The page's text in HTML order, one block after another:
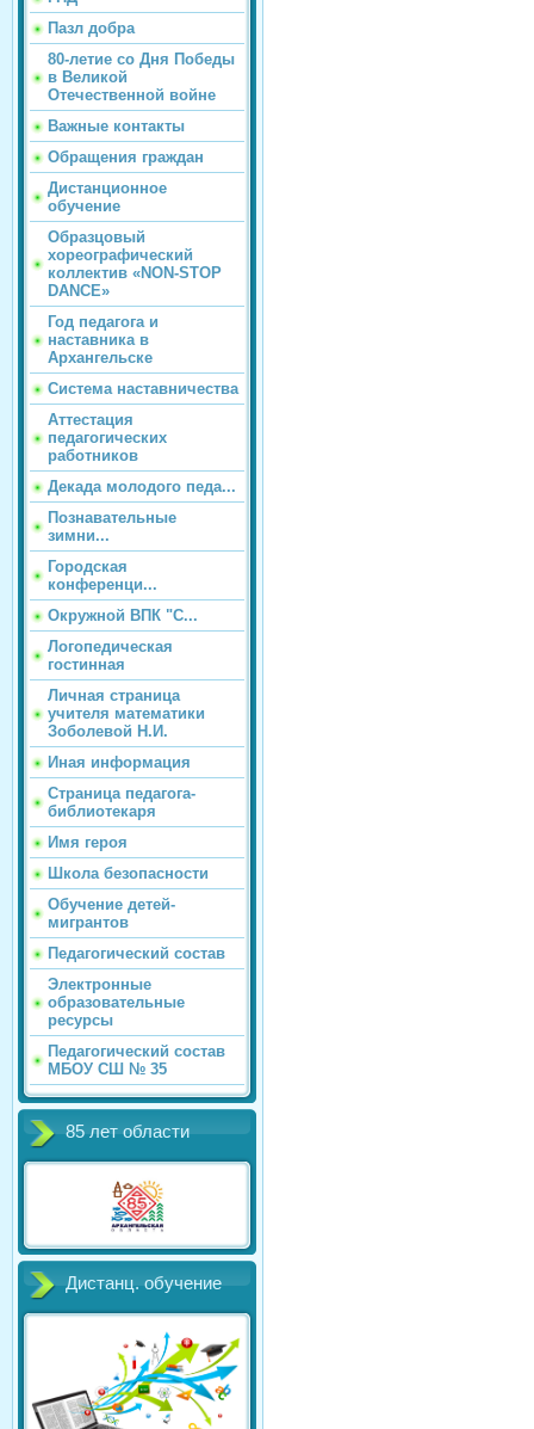
Пазл добра
80-летие со Дня Победы
в Великой
Отечественной войне
Важные контакты
Обращения граждан
Дистанционное
обучение
Образцовый
хореографический
коллектив «NON-STOP
DANCE»
Год педагога и
наставника в
Архангельске
Система наставничества
Аттестация
педагогических
работников
Декада молодого педа...
Познавательные
зимни...
Городская
конференци...
Окружной ВПК "С...
Логопедическая
гостинная
Личная страница
учителя математики
Зоболевой Н.И.
Иная информация
Страница педагога-
библиотекаря
Имя героя
Школа безопасности
Обучение детей-
мигрантов
Педагогический состав
Электронные
образовательные
ресурсы
Педагогический состав
МБОУ СШ № 35
85 лет области
Дистанц. обучение